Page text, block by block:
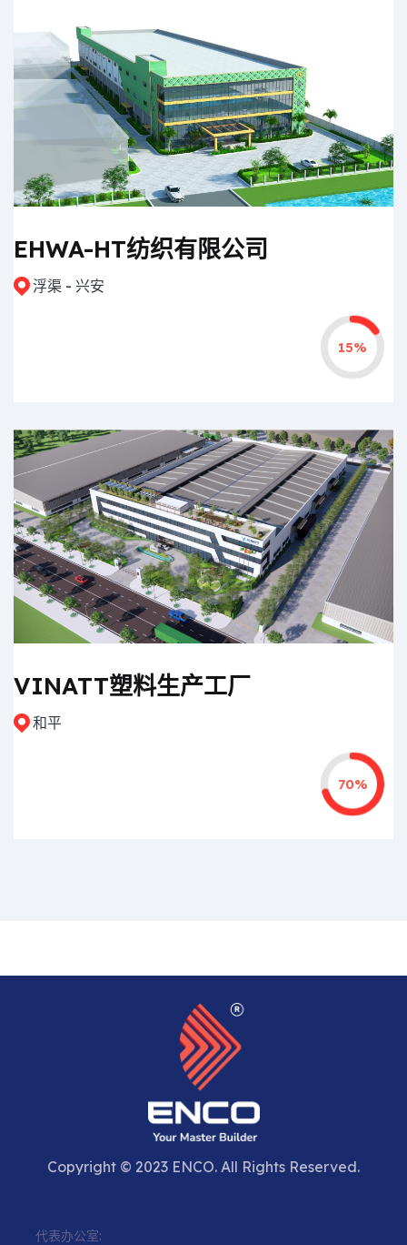
EHWA-HT纺织有限公司
浮渠 - 兴安
15%
VINATT塑料生产工厂
和平
70%
Copyright © 2023 ENCO. All Rights Reserved.
代表办公室: